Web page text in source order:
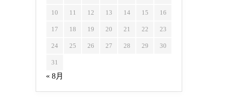
10 11 12 13 14 15 16
17 18 19 20 21 22 23
24 25 26 27 28 29 30
31
« 8月